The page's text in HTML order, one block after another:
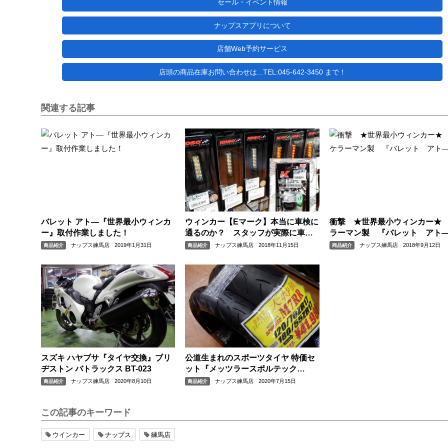
セール・イベント情報
ナップスアプリについて
店舗Web予約サービス
店頭の商品在庫お問い合わせは...TEL:045-642-3450 まで！
関連する記事
バレット アト―『世界最小ウィンカ
ー』取付作業しました！
商品紹介 ナップス練馬店 2019年1月31日
ウィンカー【Eマーク】本当に車検に
通るのか？ スタッフが実際に車検
に行きました。
商品紹介 ナップス練馬店 2018年11月15日
衝撃 ★世界最小ウィンカ
ラーマン製 『バレット アト
商品紹介 ナップス練馬店 2018年9月12日
スズキ ハヤブサ『タイヤ交換』ブリ
ヂストン バトラックス BT-023
商品紹介 ナップス練馬店 2020年8月10日
公道生まれのスポーツタイヤ 特価セ
ット『メッツラースポルテック
M7RR』『カワサキZRX1200DAEG
商品紹介 ナップス練馬店 2020年7月15日
この記事のキーワード
ウインカー ナップス 練馬店